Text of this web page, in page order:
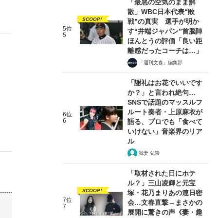
5位
5
SCOOP!
「最悪の空気のまま解
散」WBC日本代表“敗
戦”の真実 選手が明か
す“井端ジャパン”首脳陣
ほんとうの評価「良い距
離感だったコーチは…」
「週刊文春」編集部
6位
6
「謝礼はお花でいいです
か？」と言われ絶句…
SNSで話題のマッスルフ
ルート奏者・上原麻衣が
語る、プロでも「食べて
いけない」音楽界のリア
ル
我妻 弘崇
7位
7
SCOOP!
「取材された日にホテ
ル？」三山凌輝と元宝
塚・花乃まりあの連日密
会…文春直撃→まさかの
展開に驚きの声《妻・趣